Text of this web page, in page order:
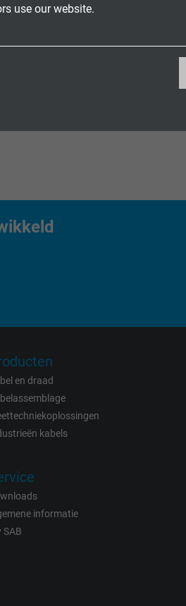
use our website.
statistical data on how the
the website.
Analytics
for website analysis.
statistical data on how the
en draad
kabels
informatie
SAB